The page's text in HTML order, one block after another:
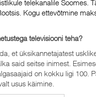
telekanalile Soomes.
Kogu ettevõtmine
televisiooni teha?
et üksikannetajatest
said seitse inimest.
on kokku ligi 100.
usus käimine.